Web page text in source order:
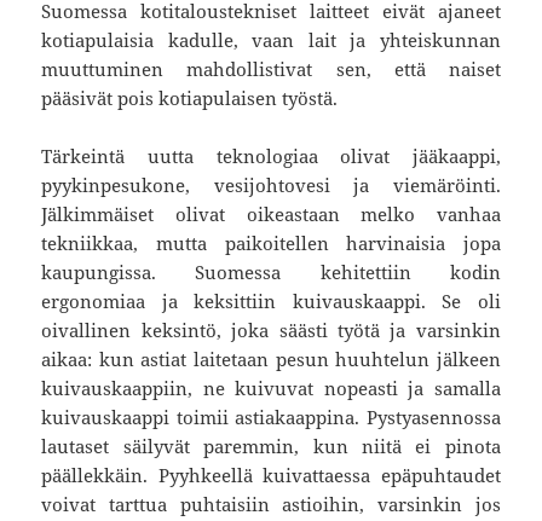
Suomessa kotitaloustekniset laitteet eivät ajaneet
kotiapulaisia kadulle, vaan lait ja yhteiskunnan
muuttuminen mahdollistivat sen, että naiset
pääsivät pois kotiapulaisen työstä.
Tärkeintä uutta teknologiaa olivat jääkaappi,
pyykinpesukone, vesijohtovesi ja viemäröinti.
Jälkimmäiset olivat oikeastaan melko vanhaa
tekniikkaa, mutta paikoitellen harvinaisia jopa
kaupungissa. Suomessa kehitettiin kodin
ergonomiaa ja keksittiin kuivauskaappi. Se oli
oivallinen keksintö, joka säästi työtä ja varsinkin
aikaa: kun astiat laitetaan pesun huuhtelun jälkeen
kuivauskaappiin, ne kuivuvat nopeasti ja samalla
kuivauskaappi toimii astiakaappina. Pystyasennossa
lautaset säilyvät paremmin, kun niitä ei pinota
päällekkäin. Pyyhkeellä kuivattaessa epäpuhtaudet
voivat tarttua puhtaisiin astioihin, varsinkin jos